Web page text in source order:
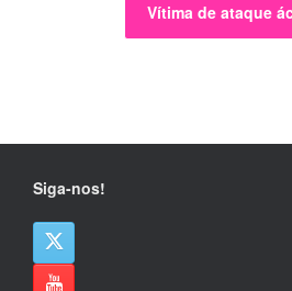
Vítima de ataque
Siga-nos!